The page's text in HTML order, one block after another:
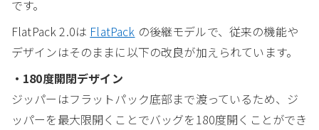
です。
FlatPack 2.0は FlatPack の後継モデルで、従来の機能や
デザインはそのままに以下の改良が加えられています。
・180度開閉デザイン
ジッパーはフラットパック底部まで渡っているため、ジ
ッパーを最大限開くことでバッグを180度開くことができ